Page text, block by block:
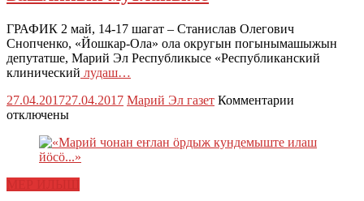
ГРАФИК 2 май, 14-17 шагат – Станислав Олегович
Снопченко, «Йошкар-Ола» ола округын погынымашыжын
депутатше, Марий Эл Республикысе «Республиканский
клинический лудаш…
27.04.201727.04.2017 Марий Эл газет Комментарии
Россий»
отключены